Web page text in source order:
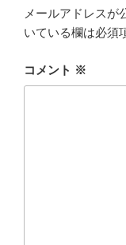
メールアドレスが
いている欄は必須
コメント ※